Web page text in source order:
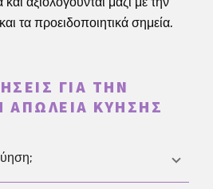
τα προειδοποιητικά σημεία.
ΓΙΑ ΤΗΝ
ΑΠΏΛΕΙΑ ΚΎΗΣΗΣ